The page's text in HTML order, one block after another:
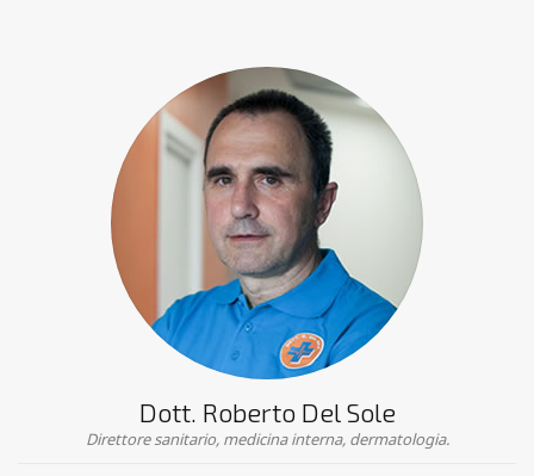
Dott. Roberto Del Sole
Direttore sanitario, medicina interna, dermatologia.